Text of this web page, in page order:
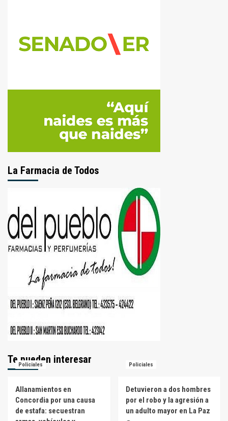
La Farmacia de Todos
Te pueden interesar
Policiales
Allanamientos en
Concordia por una causa
de estafa: secuestran
Policiales
Detuvieron a dos hombres
por el robo y la agresión a
un adulto mayor en La Paz